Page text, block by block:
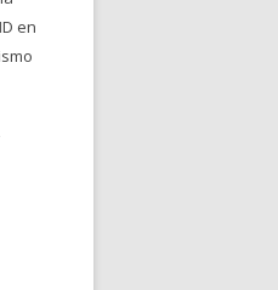
en